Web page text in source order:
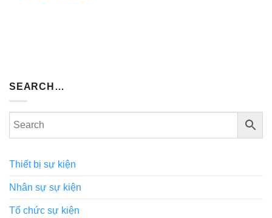
SEARCH…
Thiết bị sự kiện
Nhân sự sự kiện
Tổ chức sự kiện